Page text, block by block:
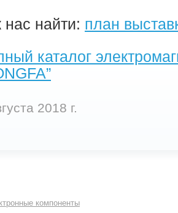
нас найти: план
каталог
2018 г.
компоненты